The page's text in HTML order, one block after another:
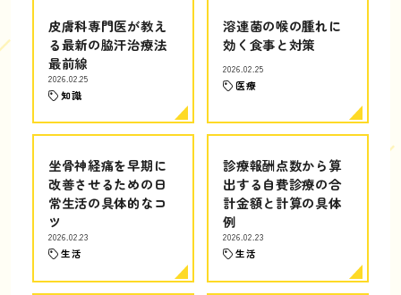
皮膚科専門医が教え
る最新の脇汗治療法
最前線
2026.02.25
知識
溶連菌の喉の腫れに
効く食事と対策
2026.02.25
医療
坐骨神経痛を早期に
改善させるための日
常生活の具体的なコ
ツ
2026.02.23
生活
診療報酬点数から算
出する自費診療の合
計金額と計算の具体
例
2026.02.23
生活